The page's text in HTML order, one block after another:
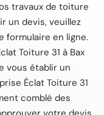
travaux de toiture
un devis, veuillez
formulaire en ligne.
Toiture 31 à Bax
vous établir un
Éclat Toiture 31
comblé des